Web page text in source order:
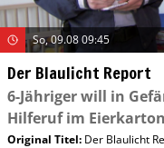
So, 09.08 09:45
Der Blaulicht Report
6-Jähriger will in
Hilferuf im Eierkarton
Original Titel: Der Blaulicht